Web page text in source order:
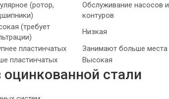
(ротор,
Обслуживание насосов и
контуров
(требует
Низкая
пластинчатых
Занимают больше места
пластинчатых Высокая
стали